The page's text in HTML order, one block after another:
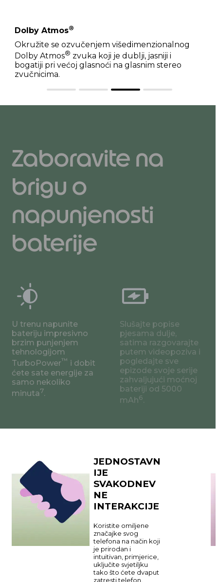
Dolby Atmos®
Okružite se ozvučenjem višedimenzionalnog
Dolby Atmos® zvuka koji je dublji, jasniji i
bogatiji pri većoj glasnoći na glasnim stereo
zvučnicima.
Zaboravite na
brigu o
napunjenosti
baterije
U trenu napunite
bateriju impresivno
brzim punjenjem
tehnologijom
TurboPower™ i dobit
ćete sate energije za
samo nekoliko
minuta7.
Slušajte popise
pjesama dulje,
satima razgovarajte
putem videopoziva i
pogledajte sve
epizode svoje serije
zahvaljujući moćnoj
bateriji od 5000
mAh6.
JEDNOSTAVN
IJE
SVAKODNEV
NE
INTERAKCIJE
Koristite omiljene
značajke svog
telefona na način koji
je prirodan i
intuitivan, primjerice,
uključite svjetiljku
tako što ćete dvaput
zatresti telefon.